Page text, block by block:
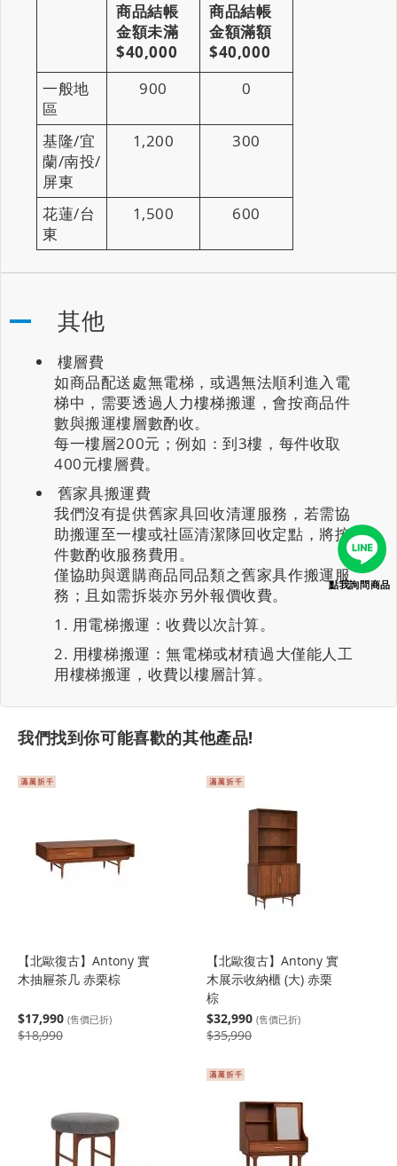
商品結帳
金額未滿
$40,000
商品結帳
金額滿額
$40,000
一般地
區
900 0
基隆/宜
蘭/南投/
屏東
1,200 300
花蓮/台
東
1,500 600
其他
樓層費
如商品配送處無電梯，或遇無法順利進入電
梯中，需要透過人力樓梯搬運，會按商品件
數與搬運樓層數酌收。
每一樓層200元；例如：到3樓，每件收取
400元樓層費。
舊家具搬運費
我們沒有提供舊家具回收清運服務，若需協
助搬運至一樓或社區清潔隊回收定點，將按
件數酌收服務費用。
僅協助與選購商品同品類之舊家具作搬運服
務；且如需拆裝亦另外報價收費。
用電梯搬運：收費以次計算。
用樓梯搬運：無電梯或材積過大僅能人工
用樓梯搬運，收費以樓層計算。
我們找到你可能喜歡的其他產品!
【北歐復古】Antony 實
木抽屜茶几 赤栗棕
$17,990 (售價已折)
$18,990
【北歐復古】Antony 實
木展示收納櫃 (大) 赤栗
棕
$32,990 (售價已折)
$35,990
點我詢問商品